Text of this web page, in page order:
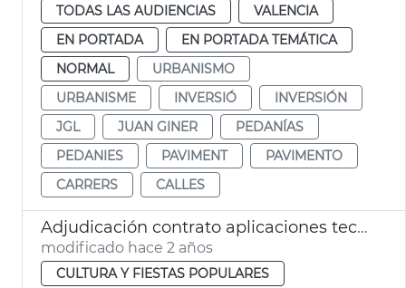
TODAS LAS AUDIENCIAS
VALENCIA
EN PORTADA
EN PORTADA TEMÁTICA
NORMAL
URBANISMO
URBANISME
INVERSIÓ
INVERSIÓN
JGL
JUAN GINER
PEDANÍAS
PEDANIES
PAVIMENT
PAVIMENTO
CARRERS
CALLES
Adjudicación contrato aplicaciones tecnológicas Museo Ciencias Naturales
modificado hace 2 años
CULTURA Y FIESTAS POPULARES